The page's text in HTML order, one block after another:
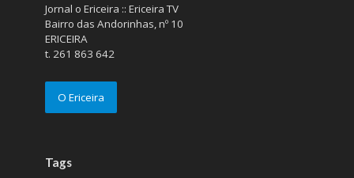
Jornal o Ericeira :: Ericeira TV
Bairro das Andorinhas, nº 10
ERICEIRA
t. 261 863 642
O Ericeira
Tags